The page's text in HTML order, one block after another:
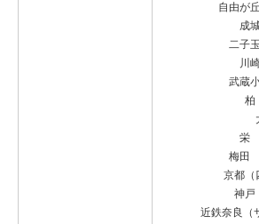
自由が
成
二子
川
武蔵
栄
梅田
京都（
神戸
近鉄奈良（